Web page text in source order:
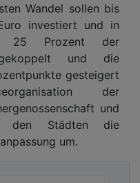
Wandel sollen bis
investiert und in
25 Prozent der
und die
gesteigert
der
und
den Städten die
um.